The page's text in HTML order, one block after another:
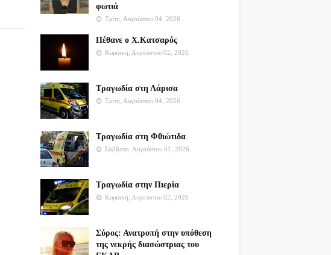
φωτιά
Τρίτη, Αυγούστου 04, 2026
Πέθανε ο Χ.Κατσαρός
Κυριακή, Αυγούστου 02, 2026
Τραγωδία στη Λάρισα
Τρίτη, Αυγούστου 04, 2026
Τραγωδία στη Φθιώτιδα
Σάββατο, Αυγούστου 01, 2026
Τραγωδία στην Πιερία
Κυριακή, Αυγούστου 02, 2026
Σύρος: Ανατροπή στην υπόθεση
της νεκρής διασώστριας του